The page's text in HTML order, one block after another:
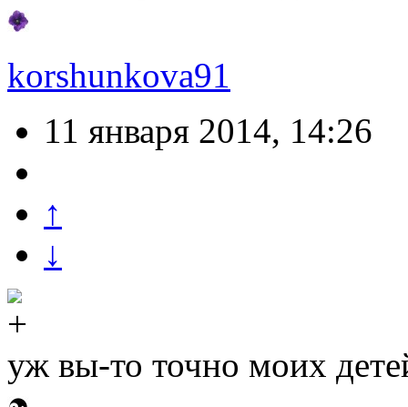
korshunkova91
11 января 2014, 14:26
↑
↓
уж вы-то точно моих